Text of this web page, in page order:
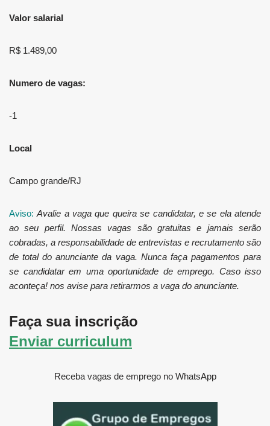
Valor salarial
R$ 1.489,00
Numero de vagas:
-1
Local
Campo grande/RJ
Aviso: Avalie a vaga que queira se candidatar, e se ela atende
ao seu perfil. Nossas vagas são gratuitas e jamais serão
cobradas, a responsabilidade de entrevistas e recrutamento são
de total do anunciante da vaga. Nunca faça pagamentos para
se candidatar em uma oportunidade de emprego. Caso isso
aconteça! nos avise para retirarmos a vaga do anunciante.
Faça sua inscrição
Enviar curriculum
Receba vagas de emprego no WhatsApp